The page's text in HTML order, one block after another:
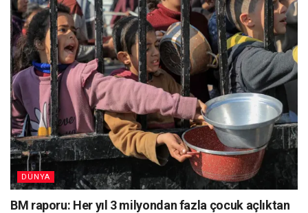
DÜNYA
BM raporu: Her yıl 3 milyondan fazla çocuk açlıktan